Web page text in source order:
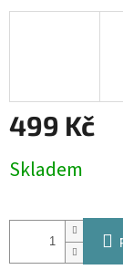
499 Kč
cena:
Skladem